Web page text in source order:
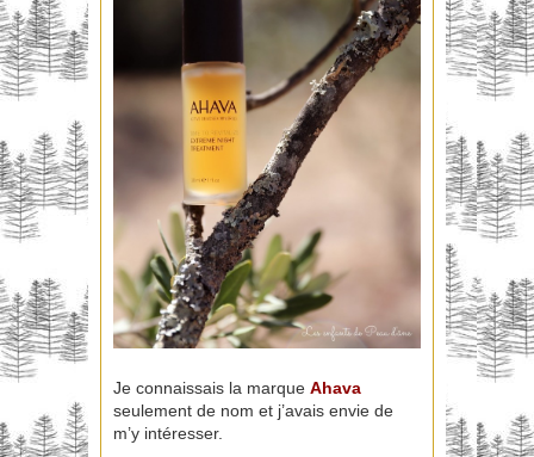
Je connaissais la marque Ahava
seulement de nom et j’avais envie de
m’y intéresser.